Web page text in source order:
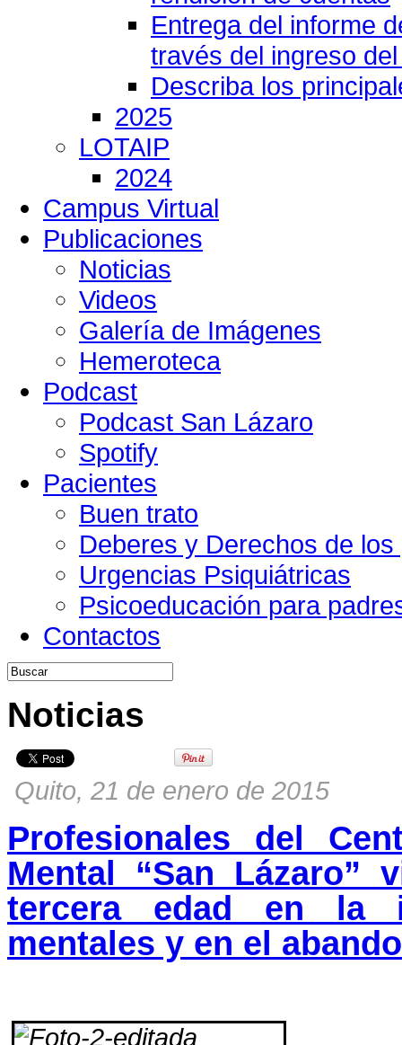
Entrega del informe
través del ingreso
Describa los
2025
LOTAIP
2024
Campus Virtual
Publicaciones
Noticias
Videos
Galería de Imágenes
Hemeroteca
Podcast
Podcast San Lázaro
Spotify
Pacientes
Buen trato
Deberes y Derechos de los
Urgencias Psiquiátricas
Psicoeducación para
Contactos
Noticias
Quito, 21 de enero de 2015
Profesionales del
Mental “San Lázaro”
tercera edad en la
mentales y en el